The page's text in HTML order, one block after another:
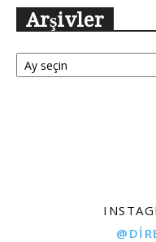
Arşivler
Arşivler